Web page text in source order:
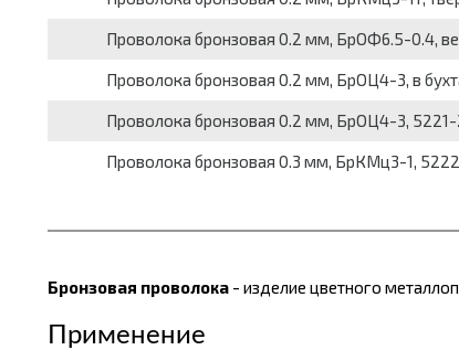
Проволока бронзовая 0.2 мм, БрОФ6.5-0.4,
Проволока бронзовая 0.2 мм, БрОЦ4-3, в
Проволока бронзовая 0.2 мм, БрОЦ4-3, 5221-
Проволока бронзовая 0.3 мм, БрКМц3-1,
Бронзовая проволока- изделие цветного
Применение